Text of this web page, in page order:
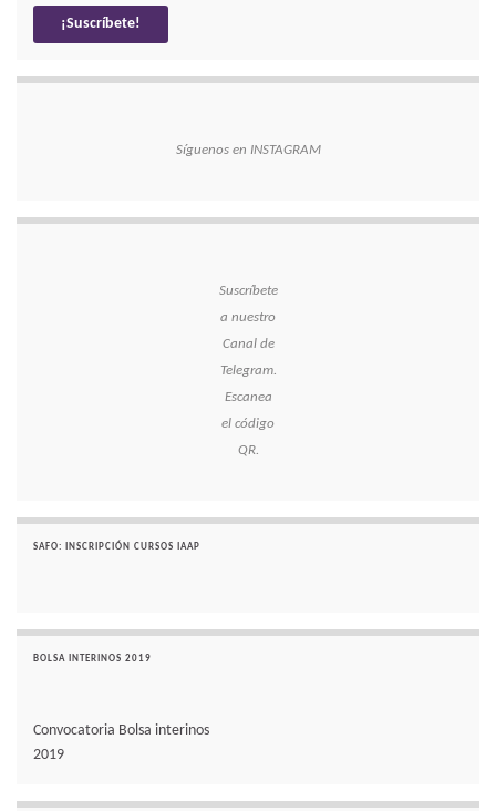
Síguenos en INSTAGRAM
Suscríbete
a nuestro
Canal de
Telegram.
Escanea
el código
QR.
SAFO: INSCRIPCIÓN CURSOS IAAP
BOLSA INTERINOS 2019
Convocatoria Bolsa interinos
2019